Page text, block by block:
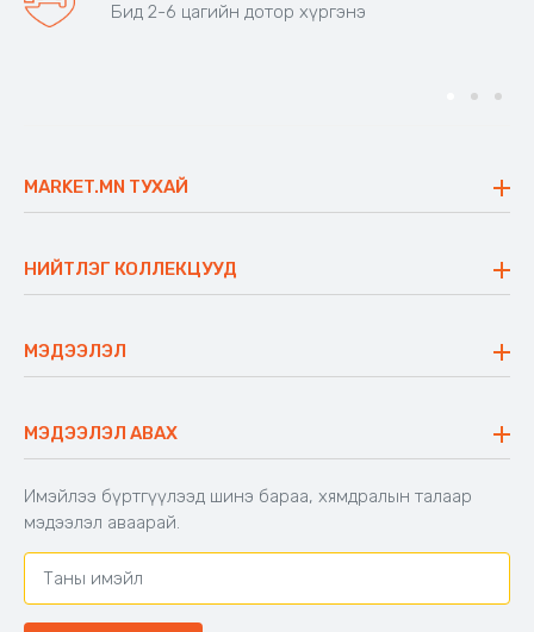
Бид 2-6 цагийн дотор хүргэнэ
MARKET.MN ТУХАЙ
Үнэт зүйлс
Ажлын байр
Блог
НИЙТЛЭГ КОЛЛЕКЦУУД
Сүүдрэвч
Аяны ширээ
Аяны түшлэгтэй сандал
МЭДЭЭЛЭЛ
Буцаалтын журам
Захиалга шалгах
Хамтран ажиллах
Холбоо барих
МЭДЭЭЛЭЛ АВАХ
Имэйлээ бүртгүүлээд шинэ бараа, хямдралын талаар
мэдээлэл аваарай.